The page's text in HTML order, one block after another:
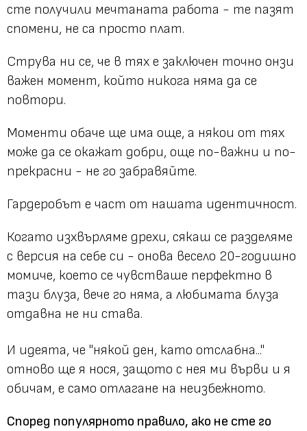
сте получили мечтаната работа - те пазят
спомени, не са просто плат.
Струва ни се, че в тях е заключен точно онзи
важен момент, който никога няма да се
повтори.
Моменти обаче ще има още, а някои от тях
може да се окажат добри, още по-важни и по-
прекрасни - не го забравяйте.
Гардеробът е част от нашата идентичност.
Когато изхвърляме дрехи, сякаш се разделяме
с версия на себе си - онова весело 20-годишно
момиче, което се чувстваше перфектно в
тази блуза, вече го няма, а любимата блуза
отдавна не ни става.
И идеята, че "някой ден, като отслабна..."
отново ще я нося, защото с нея ми върви и я
обичам, е само отлагане на неизбежното.
Според популярното правило, ако не сте го